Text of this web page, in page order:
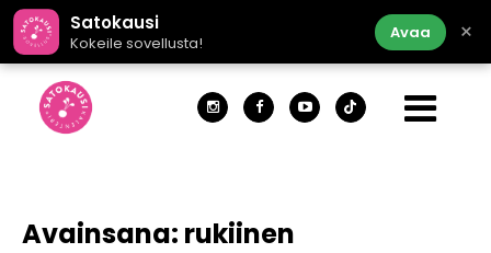
Satokausi
Kokeile sovellusta!
Avaa ×
Avainsana: rukiinen